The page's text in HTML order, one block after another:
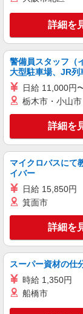
詳細を
警備員スタッフ（
大型駐車場、JR列
日給 11,000円
栃木市・小山
詳細を
マイクロバスにて
イバー
日給 15,850円
箕面市
詳細を
スーパー資材の仕
時給 1,350円
船橋市